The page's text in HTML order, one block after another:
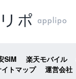
SIM 楽天モバイル
トマップ 運営会社